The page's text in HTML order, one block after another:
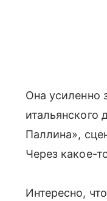
Она усиленно
итальянского
Паллина»,
Через какое-
Интересно,